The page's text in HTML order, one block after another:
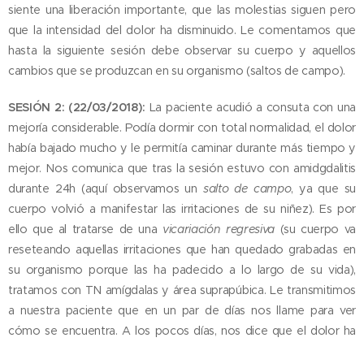
siente una liberación importante, que las molestias siguen pero
que la intensidad del dolor ha disminuido. Le comentamos que
hasta la siguiente sesión debe observar su cuerpo y aquellos
cambios que se produzcan en su organismo (saltos de campo).
SESIÓN 2: (22/03/2018): La paciente acudió a consuta con una
mejoría considerable. Podía dormir con total normalidad, el dolor
había bajado mucho y le permitía caminar durante más tiempo y
mejor. Nos comunica que tras la sesión estuvo con amidgdalitis
durante 24h (aquí observamos un salto de campo, ya que su
cuerpo volvió a manifestar las irritaciones de su niñez). Es por
ello que al tratarse de una vicariación regresiva (su cuerpo va
reseteando aquellas irritaciones que han quedado grabadas en
su organismo porque las ha padecido a lo largo de su vida),
tratamos con TN amígdalas y área suprapúbica. Le transmitimos
a nuestra paciente que en un par de días nos llame para ver
cómo se encuentra. A los pocos días, nos dice que el dolor ha